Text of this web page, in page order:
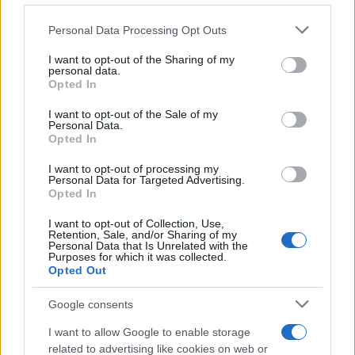
Please note that this website/app uses one or more Google
not limited to your visit or usage behaviour. You may click to
grant or deny consent to Google and its third-party tags to
use your data for below specified purposes in below Google
consent section.
Personal Data Processing Opt Outs
I want to opt-out of the Sharing of my
personal data.
Opted In
I want to opt-out of the Sale of my
Personal Data.
Opted In
I want to opt-out of processing my
Personal Data for Targeted Advertising.
Opted In
I want to opt-out of Collection, Use,
Retention, Sale, and/or Sharing of my
Personal Data that Is Unrelated with the
Purposes for which it was collected.
Opted Out
Google consents
I want to allow Google to enable storage
related to advertising like cookies on web or
Αττικό Μετρό για τα δέντρα στα Εξάρχεια:
Κλαδεύονται και θα μεταφυτευτούν
06.11.2023 21:14
Συντακτική